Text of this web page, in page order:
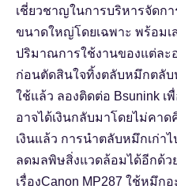
เชี่ยวชาญในการบริหารจัดก
ขนาดใหญ่โดยเฉพาะ พร้อม
ปริมาณการใช้งานของแต่ละ
ก่อนตัดสินใจทิ้งตลับหมึกตลับ
ใช้แล้ว ลองติดต่อ Bsunink เ
อาจได้เงินกลับมาโดยไม่คา
เงินแล้ว การนำตลับหมึกเก่า
ลดมลพิษสิ่งแวดล้อมได้อีกด้ว
เรื่องCanon MP287 ใช้หมึกอ